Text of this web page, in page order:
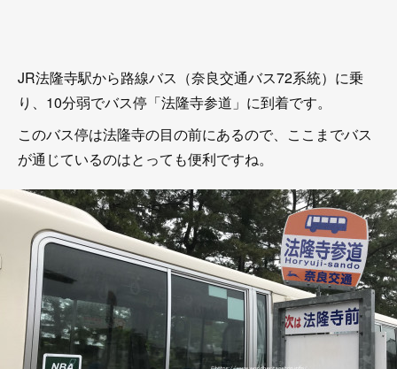
JR法隆寺駅から路線バス（奈良交通バス72系統）に乗
り、10分弱でバス停「法隆寺参道」に到着です。
このバス停は法隆寺の目の前にあるので、ここまでバス
が通じているのはとっても便利ですね。